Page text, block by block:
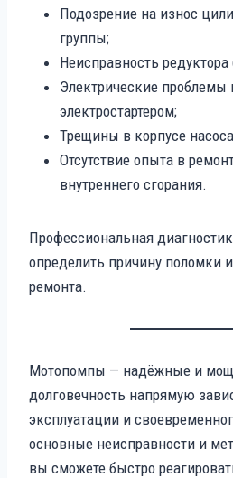
Подозрение на износ
группы;
Неисправность редуктора
Электрические проблемы
электростартером;
Трещины в корпусе
Отсутствие опыта в
внутреннего сгорания.
Профессиональная
определить причину поломки
ремонта.
Мотопомпы — надёжные и
долговечность напрямую
эксплуатации и
основные неисправности и
вы сможете быстро